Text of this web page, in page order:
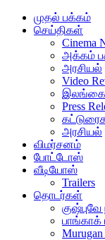
முதல் பக்கம்
செய்திகள்
Cinema
அக்கம்
அரசியல்
Video
இலங்கை
Press
அரசியல்
விமர்சனம்
போட்டோஸ்
வீடியோஸ்
Trailers
தொடர்கள்